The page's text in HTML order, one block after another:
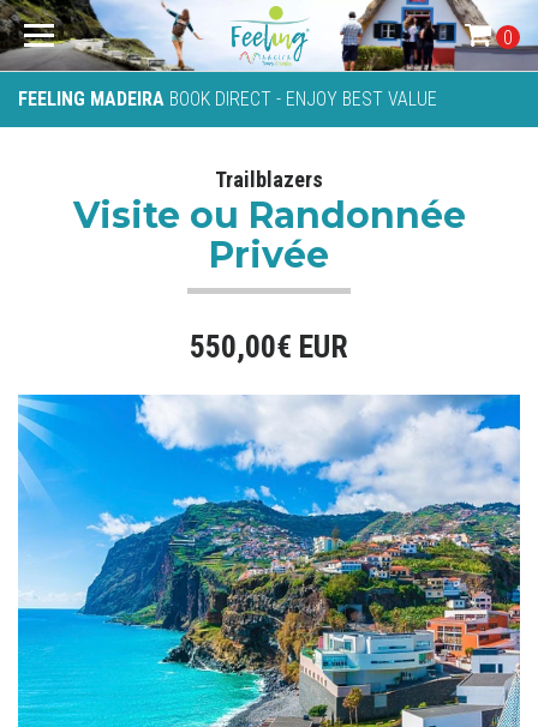
FEELING MADEIRA BOOK DIRECT - ENJOY BEST VALUE
0
Trailblazers
Visite ou Randonnée
Privée
550,00€ EUR